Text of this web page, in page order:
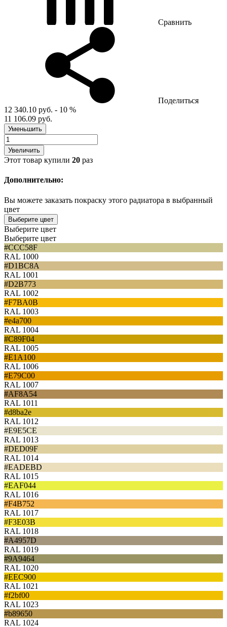
Сравнить
Поделиться
12 340.10 руб. - 10 %
11 106.09 руб.
Уменьшить
Увеличить
Этот товар купили 20 раз
Дополнительно:
Вы можете заказать покраску этого радиатора в выбранный
цвет
Выберите цвет
Выберите цвет
Выберите цвет
#CCC58F
RAL 1000
#D1BC8A
RAL 1001
#D2B773
RAL 1002
#F7BA0B
RAL 1003
#e4a700
RAL 1004
#C89F04
RAL 1005
#E1A100
RAL 1006
#E79C00
RAL 1007
#AF8A54
RAL 1011
#d8ba2e
RAL 1012
#E9E5CE
RAL 1013
#DED09F
RAL 1014
#EADEBD
RAL 1015
#EAF044
RAL 1016
#F4B752
RAL 1017
#F3E03B
RAL 1018
#A4957D
RAL 1019
#9A9464
RAL 1020
#EEC900
RAL 1021
#f2bf00
RAL 1023
#b89650
RAL 1024